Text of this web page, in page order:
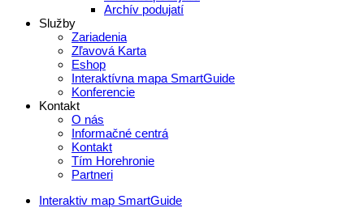
Archív podujatí
Služby
Zariadenia
Zľavová Karta
Eshop
Interaktívna mapa SmartGuide
Konferencie
Kontakt
O nás
Informačné centrá
Kontakt
Tím Horehronie
Partneri
Interaktiv map SmartGuide